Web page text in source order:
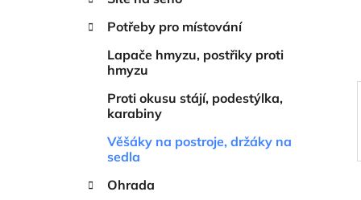
Potřeby pro místování
Lapače hmyzu, postřiky proti
hmyzu
Proti okusu stájí, podestýlka,
karabiny
Věšáky na postroje, držáky na
sedla
Ohrada